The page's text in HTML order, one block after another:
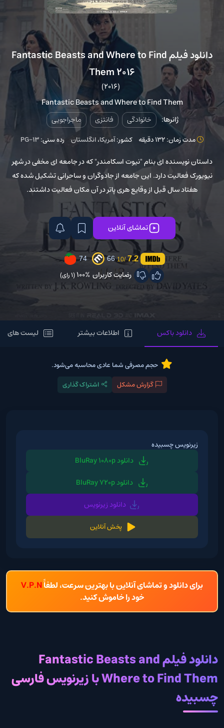
دانلود فیلم Fantastic Beasts and Where to Find
Them 2016
(2016)
Fantastic Beasts and Where to Find Them
ژانرها: خانوادگی فانتزی ماجراجویی
مدت زمان: 132 دقیقه کشور:آمریکا،انگلستان رده سنی:PG-13
داستان نویسنده ای بنام "نیوت اسکامندر" که در جامعه ای مخفی در شهر
نیویورک فعالیت دارد. این جامعه از جادوگران و ساحرانی تشکیل شده که
هفتاد سال قبل از وقایع هری پاتر در آن مکان فعالیت داشتند.
تماشای آنلاین
7.2
/10
66
74
رضایت کاربران 100%(1 رای)
دانلود باکس اطلاعات بیشتر لیست های
حجم مصرفی شما عادی محاسبه می‌شود.
گزارش مشکل
اشتراک گذاری
زیرنویس چسبیده
دانلود BluRay 1080p
دانلود BluRay 720p
دانلود زیرنویس
پخش آنلاین
برای دانلود و تماشای آنلاین با بهترین سرعت، لطفاًV.P.N
خود را خاموش کنید.
دانلود فیلم Fantastic Beasts and
Where to Find Them با زیرنویس فارسی
چسبیده